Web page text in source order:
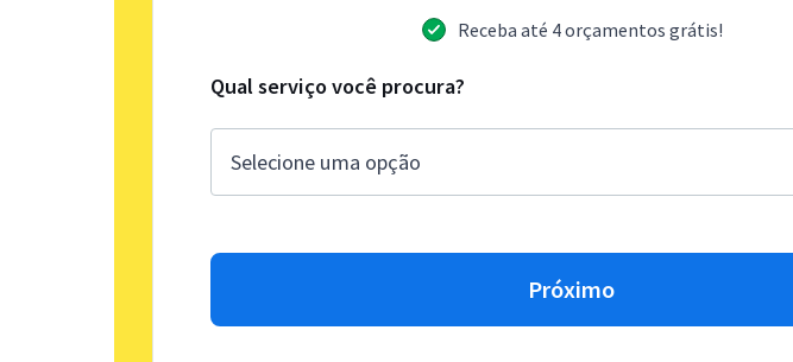
Receba até 4 orçamentos grátis!
Qual serviço você procura?
Próximo